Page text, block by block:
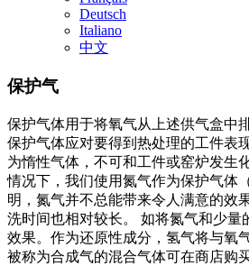
Deutsch
Italiano
中文
保护气
保护气体用于将氧气从上述供气盒中
保护气体应对要得到热处理的工件表
为惰性气体，不可和工件或窑炉发生
情况下，我们使用氮气作为保护气体
明，氮气并不总能带来令人满意的效
洗时间也相对较长。 如将氮气和少量
效果。作为还原性成分，氢气将与氧
被称为合成气的混合气体可在商店购